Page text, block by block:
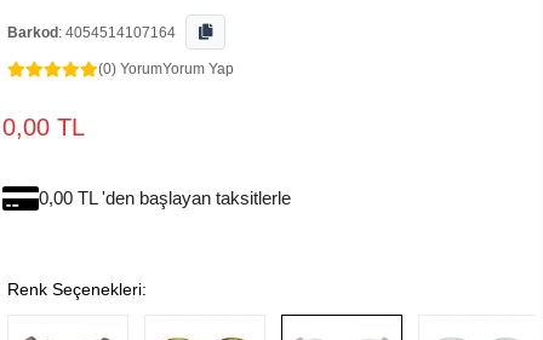
Barkod : 4054514107164
(0) YorumYorum Yap
0,00 TL
0,00 TL 'den başlayan taksitlerle
Renk Seçenekleri: